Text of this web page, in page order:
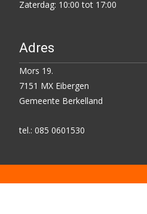
Zaterdag: 10:00 tot 17:00
Adres
Mors 19.
7151 MX Eibergen
Gemeente Berkelland
tel.: 085 0601530